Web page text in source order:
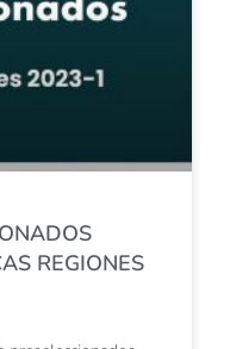
REGIONES